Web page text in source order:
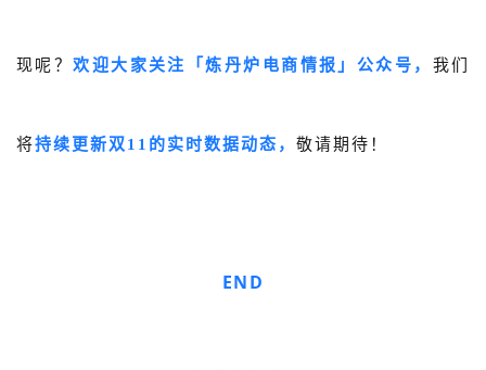
现呢？欢迎大家关注「炼丹炉电商情报」公众号， 我们
将持续 更新双11的实时数据动态， 敬请期待！
END